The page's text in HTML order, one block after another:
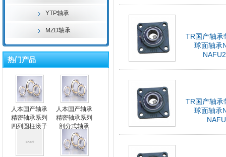
YTP轴承
MZD轴承
热门产品
人本国产轴承
精密轴承系列
四列圆柱滚子
人本国产轴承
精密轴承系列
剖分式轴承
TR国产轴承
球面轴承
TR国产轴承
球面轴承